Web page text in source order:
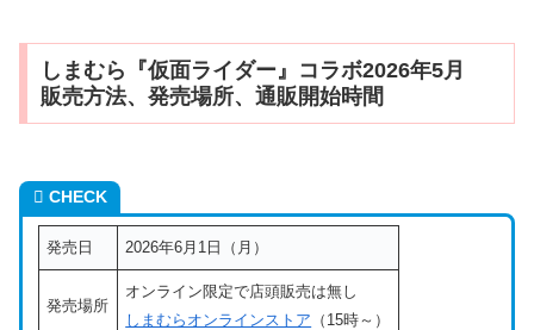
しまむら『仮面ライダー』コラボ2026年5月
販売方法、発売場所、通販開始時間
CHECK
発売日 2026年6月1日（月）
発売場所
オンライン限定で店頭販売は無し
しまむらオンラインストア （15時～）